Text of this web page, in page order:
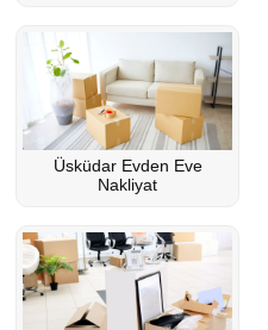
Üsküdar Evden Eve
Nakliyat